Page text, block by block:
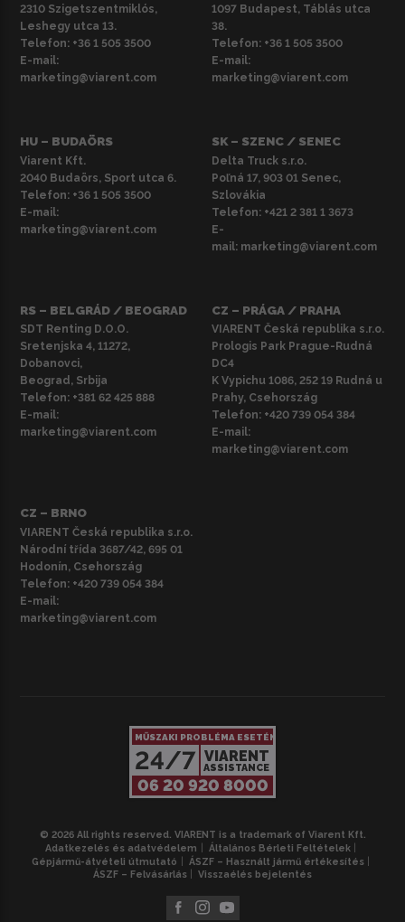
2310 Szigetszentmiklós,
Leshegy utca 13.
Telefon: +36 1 505 3500
E-mail:
marketing@viarent.com
1097 Budapest, Táblás utca
38.
Telefon: +36 1 505 3500
E-mail:
marketing@viarent.com
HU – BUDAÖRS
Viarent Kft.
2040 Budaörs, Sport utca 6.
Telefon: +36 1 505 3500
E-mail:
marketing@viarent.com
SK – SZENC / SENEC
Delta Truck s.r.o.
Poľná 17, 903 01 Senec,
Szlovákia
Telefon: +421 2 381 1 3673
E-
mail: marketing@viarent.com
RS – BELGRÁD / BEOGRAD
SDT Renting D.O.O.
Sretenjska 4, 11272,
Dobanovci,
Beograd, Srbija
Telefon: +381 62 425 888
E-mail:
marketing@viarent.com
CZ – PRÁGA / PRAHA
VIARENT Česká republika s.r.o.
Prologis Park Prague-Rudná
DC4
K Vypichu 1086, 252 19 Rudná u
Prahy, Csehország
Telefon: +420 739 054 384
E-mail:
marketing@viarent.com
CZ – BRNO
VIARENT Česká republika s.r.o.
Národní třída 3687/42, 695 01
Hodonín, Csehország
Telefon: +420 739 054 384
E-mail:
marketing@viarent.com
MŰSZAKI PROBLÉMA ESETÉN
24/7 VIARENT
ASSISTANCE
06 20 920 8000
© 2026 All rights reserved. VIARENT is a trademark of Viarent Kft.
Adatkezelés és adatvédelem
Általános Bérleti Feltételek
Gépjármű-átvételi útmutató
ÁSZF – Használt jármű értékesítés
ÁSZF – Felvásárlás
Visszaélés bejelentés